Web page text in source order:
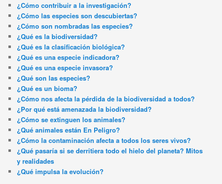
¿Cómo contribuir a la investigación?
¿Cómo las especies son descubiertas?
¿Cómo son nombradas las especies?
¿Qué es la biodiversidad?
¿Qué es la clasificación biológica?
¿Qué es una especie indicadora?
¿Qué es una especie invasora?
¿Qué son las especies?
¿Qué es un bioma?
¿Cómo nos afecta la pérdida de la biodiversidad a todos?
¿Por qué está amenazada la biodiversidad?
¿Cómo se extinguen los animales?
¿Qué animales están En Peligro?
¿Cómo la contaminación afecta a todos los seres vivos?
¿Qué pasaría si se derritiera todo el hielo del planeta? Mitos
y realidades
¿Qué impulsa la evolución?